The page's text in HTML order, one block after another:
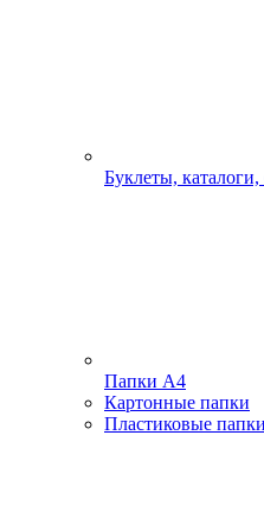
Буклеты,
Папки А4
Картонные папки
Пластиковые папки